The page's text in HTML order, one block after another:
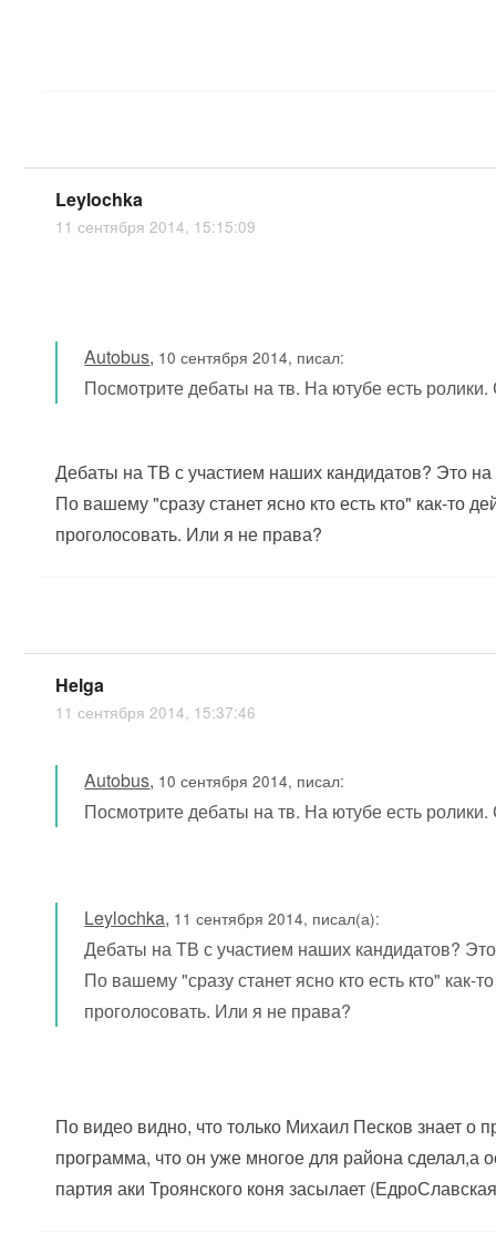
Leylochka
11 сентября 2014, 15:15:09
Autobus, 10 сентября 2014, писал:
Посмотрите дебаты на тв. На ютубе есть ролики.
Дебаты на ТВ с участием наших кандидатов? Это на
По вашему "сразу станет ясно кто есть кто" как-то
проголосовать. Или я не права?
Helga
11 сентября 2014, 15:37:46
Autobus, 10 сентября 2014, писал:
Посмотрите дебаты на тв. На ютубе есть ролики.
Leylochka, 11 сентября 2014, писал(а):
Дебаты на ТВ с участием наших кандидатов?
По вашему "сразу станет ясно кто есть кто" как-
проголосовать. Или я не права?
По видео видно, что только Михаил Песков знает о
программа, что он уже многое для района
партия аки Троянского коня засылает